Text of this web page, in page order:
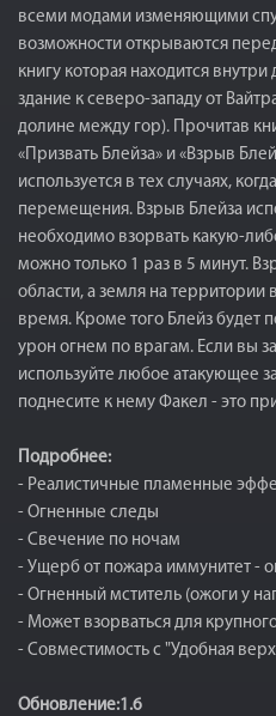
всеми модами изменяющими
возможности открываются
книгу которая находится
здание к северо-западу от
долине между гор). Прочитав
«Призвать Блейза» и «Взрыв
используется в тех случаях,
перемещения. Взрыв Блейза
необходимо взорвать какую-
можно только 1 раз в 5 минут.
области, а земля на территории
время. Кроме того Блейз будет
урон огнем по врагам. Если вы
используйте любое атакующее
поднесите к нему Факел - это
Подробнее:
- Реалистичные пламенные
- Огненные следы
- Свечение по ночам
- Ущерб от пожара иммунитет -
- Огненный мститель (ожоги у
- Может взорваться для
- Совместимость с "Удобная
Обновление:1.6